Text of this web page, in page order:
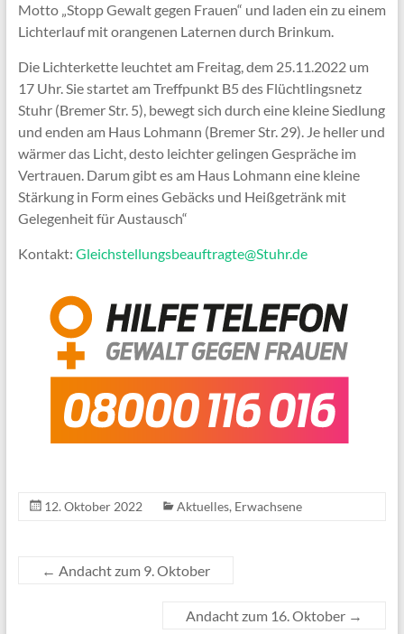
Motto „Stopp Gewalt gegen Frauen“ und laden ein zu einem
Lichterlauf mit orangenen Laternen durch Brinkum.
Die Lichterkette leuchtet am Freitag, dem 25.11.2022 um
17 Uhr. Sie startet am Treffpunkt B5 des Flüchtlingsnetz
Stuhr (Bremer Str. 5), bewegt sich durch eine kleine Siedlung
und enden am Haus Lohmann (Bremer Str. 29). Je heller und
wärmer das Licht, desto leichter gelingen Gespräche im
Vertrauen. Darum gibt es am Haus Lohmann eine kleine
Stärkung in Form eines Gebäcks und Heißgetränk mit
Gelegenheit für Austausch“
Kontakt: Gleichstellungsbeauftragte@Stuhr.de
12. Oktober 2022 Aktuelles, Erwachsene
← Andacht zum 9. Oktober
Andacht zum 16. Oktober →